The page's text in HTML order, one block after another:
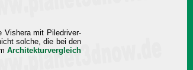
Vishera mit Piledriver-
solche, die bei den
Architekturvergleich